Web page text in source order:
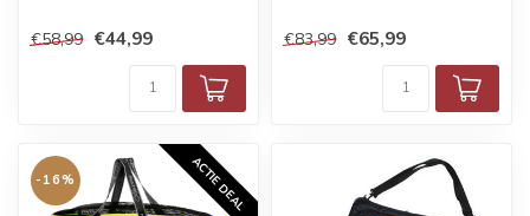
€58,99 €44,99 €83,99 €65,99
ACTIE DEAL
-16%